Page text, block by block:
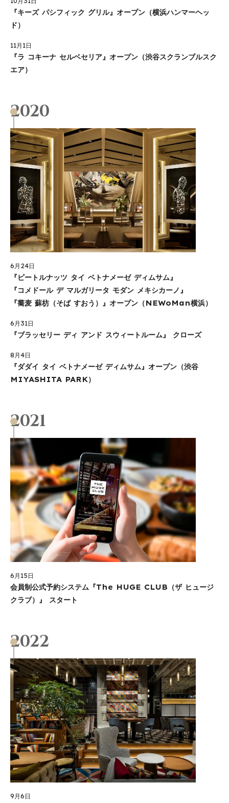
『キーズ パシフィック グリル』オープン（横浜ハンマーヘッ
ド）
11月1日
『ラ コキーナ セルベセリア』オープン（渋谷スクランブルスク
エア）
2020
6月24日
『ビートルナッツ タイ ベトナメーゼ ディムサム』
『コメドール デ マルガリータ モダン メキシカーノ』
『蕎麦 蘇枋（そば すおう）』オープン（NEWoMan横浜）
6月31日
『ブラッセリー ディ アンド スウィートルーム』 クローズ
8月4日
『ダダイ タイ ベトナメーゼ ディムサム』オープン（渋谷
MIYASHITA PARK）
2021
6月15日
会員制公式予約システム『The HUGE CLUB（ザ ヒュージ
クラブ）』 スタート
2022
9月6日